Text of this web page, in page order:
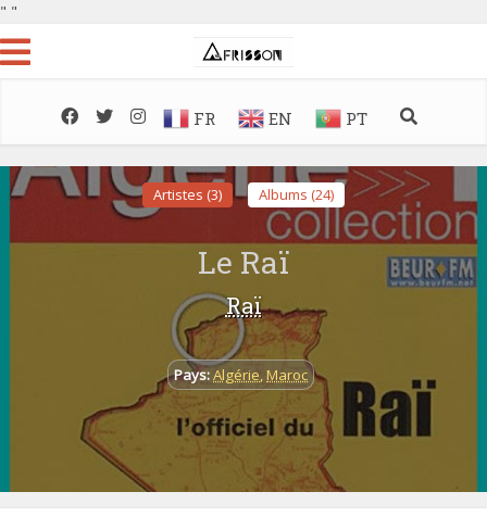
" "
FR EN PT
Artistes (3) Albums (24)
Le Raï
Raï
Pays:Algérie,Maroc